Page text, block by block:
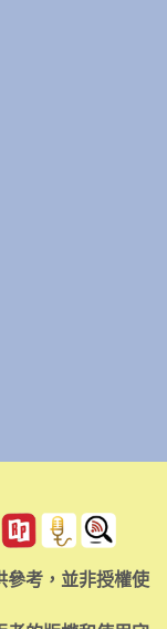
參考，並非授權使